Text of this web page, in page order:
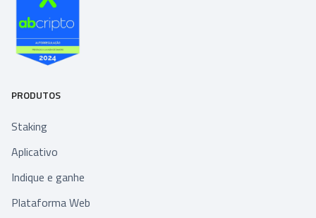
PRODUTOS
Staking
Aplicativo
Indique e ganhe
Plataforma Web